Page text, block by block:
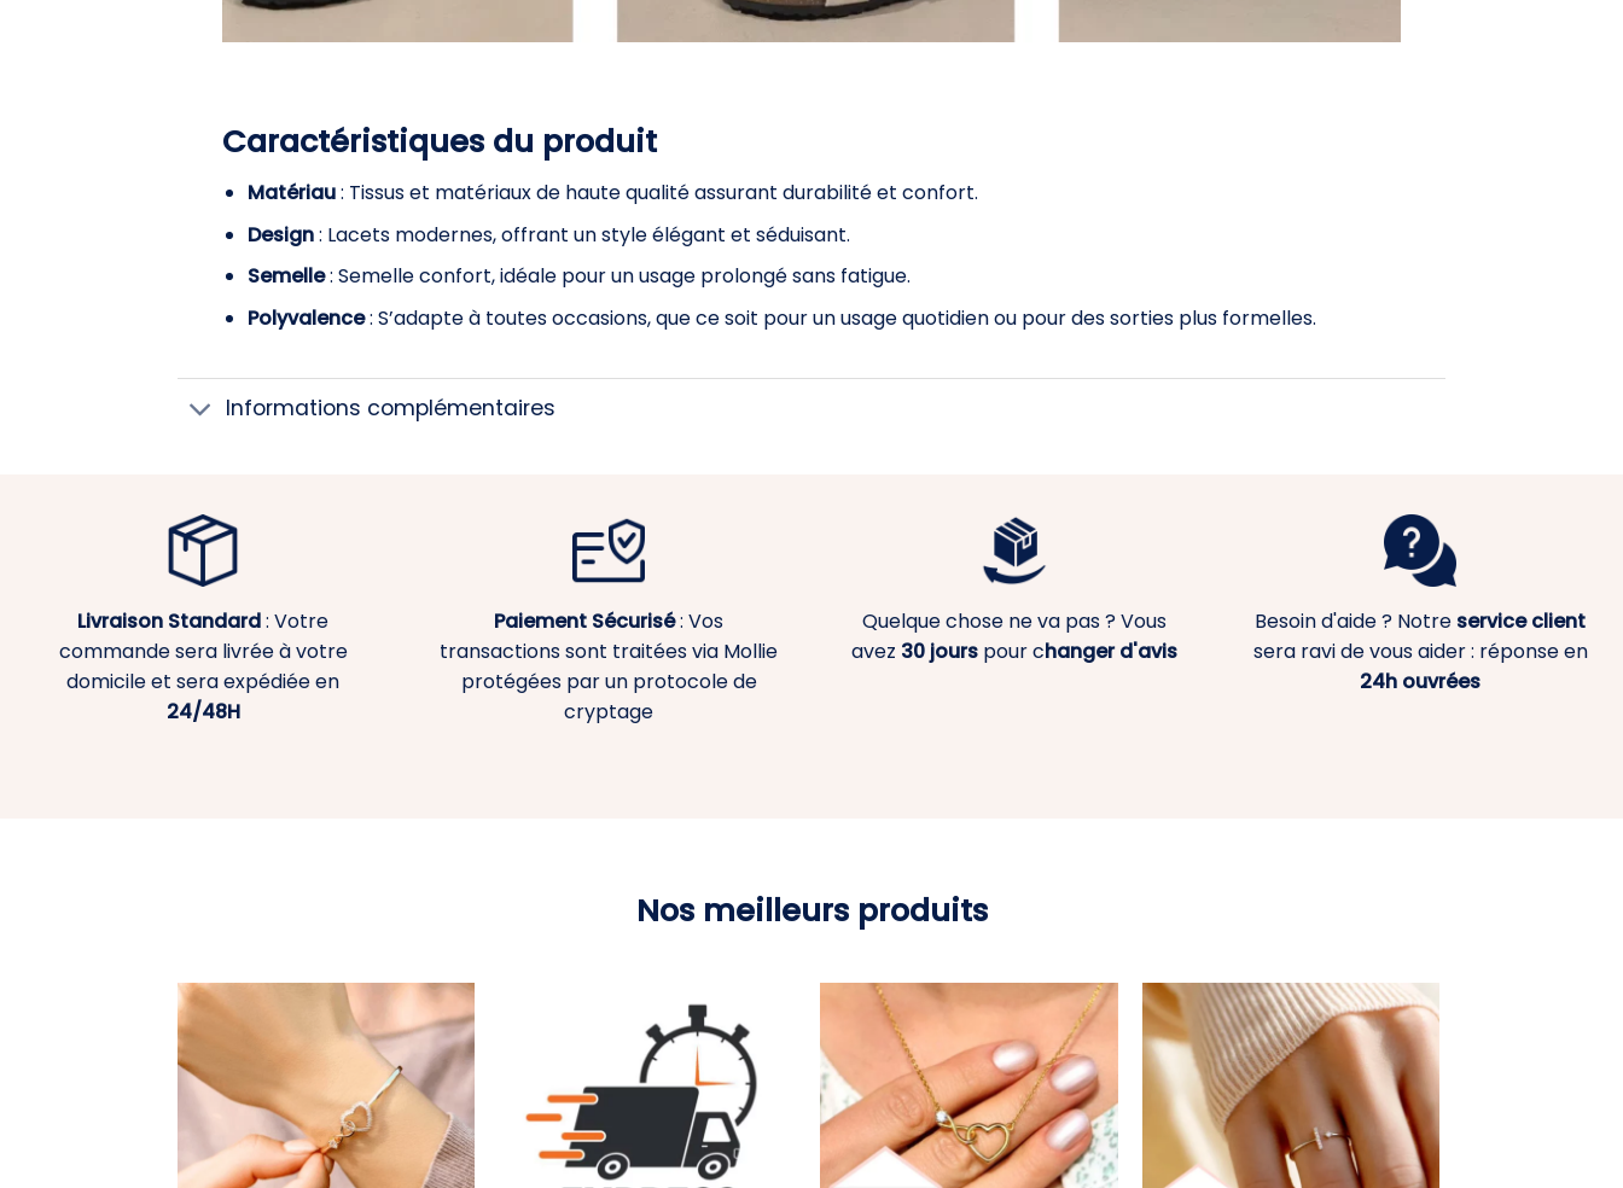
Caractéristiques du produit
Matériau: Tissus et matériaux de haute qualité assurant durabilité et confort.
Design: Lacets modernes, offrant un style élégant et séduisant.
Semelle: Semelle confort, idéale pour un usage prolongé sans fatigue.
Polyvalence: S’adapte à toutes occasions, que ce soit pour un usage quotidien ou pour des sorties plus formelles.
Informations complémentaires
Livraison Standard: Votre
commande sera livrée à votre
domicile et sera expédiée en
24/48H
Paiement Sécurisé: Vos
transactions sont traitées via Mollie
protégées par un protocole de
cryptage
Quelque chose ne va pas ? Vous
avez 30 jours pour changer d'avis
Besoin d'aide ? Notre service client
sera ravi de vous aider : réponse en
24h ouvrées
Nos meilleurs produits